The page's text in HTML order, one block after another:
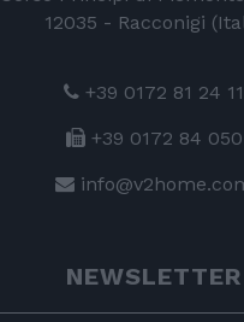
12035 - Racconigi
+39 0172 81 24 11
+39 0172 84 050
NEWSLETTER